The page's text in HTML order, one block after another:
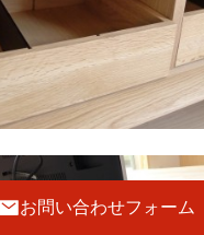
お問い合わせフォーム